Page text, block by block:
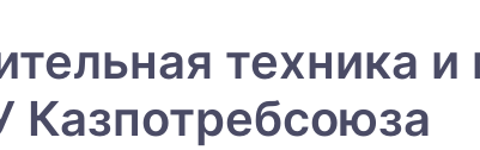
техника
Казпотребсоюза